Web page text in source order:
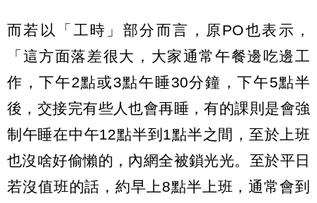
而若以「工時」部分而言，原PO也表示，
「這方面落差很大，大家通常午餐邊吃邊工
作，下午2點或3點午睡30分鐘，下午5點半
後，交接完有些人也會再睡，有的課則是會強
制午睡在中午12點半到1點半之間，至於上班
也沒啥好偷懶的，內網全被鎖光光。至於平日
若沒值班的話，約早上8點半上班，通常會到